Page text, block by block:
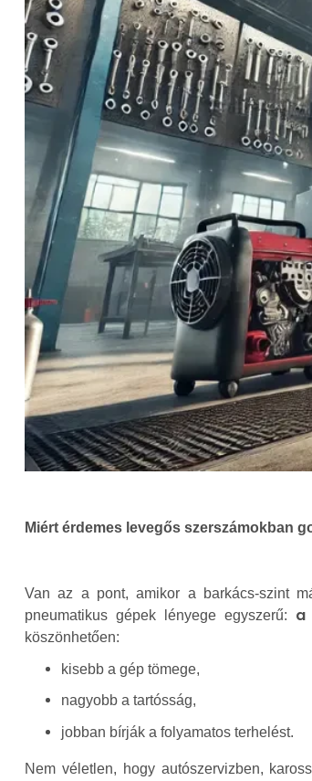
Miért érdemes levegős szerszámokban
Van az a pont, amikor a barkács-szint
pneumatikus gépek lényege egyszerű: a
köszönhetően:
kisebb a gép tömege,
nagyobb a tartósság,
jobban bírják a folyamatos terhelést.
Nem véletlen, hogy autószervizben,